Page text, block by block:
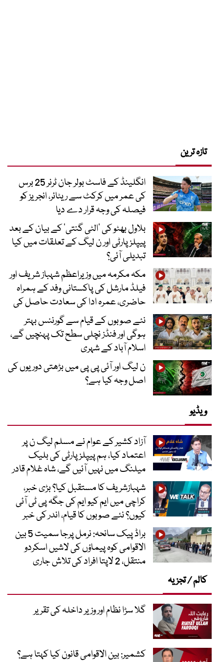
تازہ ترین
انگلینڈ کے فاسٹ بولر جان ٹرنر 25 برس
کی عمر میں کرکٹ سے ریٹائر، انجریز کو
فیصلہ کی وجہ قرار دے دیا
بلاول بھٹو کی ’الٹی گنتی‘ کے بیان کے بعد
پیپلز پارٹی اور ن لیگ کے تعلقات میں کیا
تبدیلی آئی؟
مکہ مکرمہ میں وزیراعظم شہباز شریف اور
فیلڈ مارشل کی پاکستانی وفد کے ہمراہ
حاضری، عمرہ ادا کی سعادت حاصل کی
نئے صوبوں کے قیام سے گورننس بہتر
ہوگی اور فنڈز نچلی سطح تک پہنچیں گے،
اسلام آباد کے شہری
ن لیگ اور آئی پی پی میں بڑھتی دوریوں کی
اصل وجہ کیا ہے؟
ویڈیو
آزاد کشیر کے عوام نے مسلم لیگ ن پر
اعتماد کیا، ہم پیپلز پارٹی کی بلیک
میلنگ میں نہیں آئیں گے، شاہ غلام قادر
شہبازشریف کا مستقبل کیا؟ بڑی خبر،
کراچی میں ایم کیو ایم کی جگہ پی ٹی آئی
کیوں؟ نئے صوبوں کا قیام، اندر کی خبر
براڈ پیک سانحہ: نرمل پرجا سمیت 5 بین
الاقوامی کوہ پیماؤں کی لاشیں اسکردو
منتقل، 2 لاپتا افراد کی تلاش جاری
کالم / تجزیہ
گلا سڑا نظام اور وزیر داخلہ کی تقریر
کشمیر: بین الاقوامی قانون کیا کہتا ہے؟